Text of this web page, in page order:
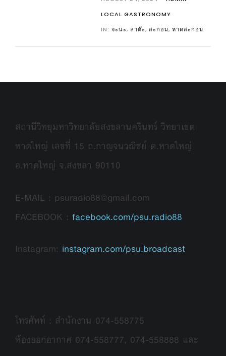
LOCAL GASTRONOMY
IN: จะนะ, ลาต๊ะ, สะกอม, หาดสะกอม
สถานีวิทยุมหาวิทยาลัยสงขลานครินทร์ วิทยาเขต
หาดใหญ่ เลขที่ 15 ถ.กาญจนวณิชย์ ต.หาดใหญ่
อ.หาดใหญ่ จ.สงขลา 90110
E-MAIL : psuradio88@gmail.com
FACEBOOK : facebook.com/psu.radio88
Instagram: instagram.com/psu.broadcast
โทรศัพท์ : สำนักงาน 074-558775
ห้องออกอากาศ 074-558777, 074-558888 และ